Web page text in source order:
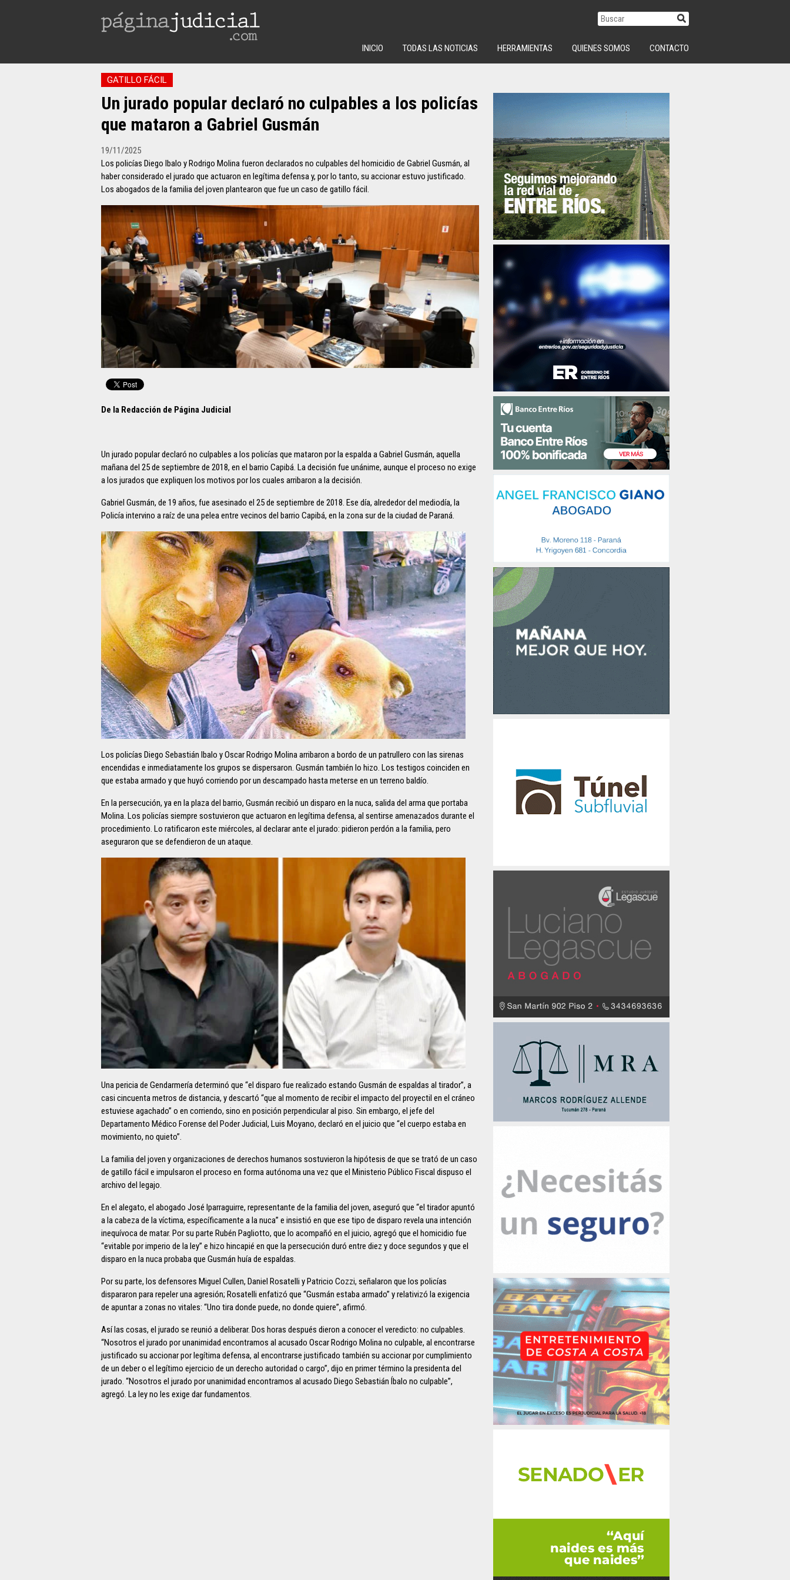
INICIO TODAS LAS NOTICIAS HERRAMIENTAS QUIENES SOMOS CONTACTO
GATILLO FÁCIL
Un jurado popular declaró no culpables a los policías
que mataron a Gabriel Gusmán
19/11/2025
Los policías Diego Ibalo y Rodrigo Molina fueron declarados no culpables del homicidio de Gabriel Gusmán, al
haber considerado el jurado que actuaron en legítima defensa y, por lo tanto, su accionar estuvo justificado.
Los abogados de la familia del joven plantearon que fue un caso de gatillo fácil.
De la Redacción de Página Judicial
Un jurado popular declaró no culpables a los policías que mataron por la espalda a Gabriel Gusmán, aquella
mañana del 25 de septiembre de 2018, en el barrio Capibá. La decisión fue unánime, aunque el proceso no exige
a los jurados que expliquen los motivos por los cuales arribaron a la decisión.
Gabriel Gusmán, de 19 años, fue asesinado el 25 de septiembre de 2018. Ese día, alrededor del mediodía, la
Policía intervino a raíz de una pelea entre vecinos del barrio Capibá, en la zona sur de la ciudad de Paraná.
Los policías Diego Sebastián Ibalo y Oscar Rodrigo Molina arribaron a bordo de un patrullero con las sirenas
encendidas e inmediatamente los grupos se dispersaron. Gusmán también lo hizo. Los testigos coinciden en
que estaba armado y que huyó corriendo por un descampado hasta meterse en un terreno baldío.
En la persecución, ya en la plaza del barrio, Gusmán recibió un disparo en la nuca, salida del arma que portaba
Molina. Los policías siempre sostuvieron que actuaron en legítima defensa, al sentirse amenazados durante el
procedimiento. Lo ratificaron este miércoles, al declarar ante el jurado: pidieron perdón a la familia, pero
aseguraron que se defendieron de un ataque.
Una pericia de Gendarmería determinó que “el disparo fue realizado estando Gusmán de espaldas al tirador”, a
casi cincuenta metros de distancia, y descartó “que al momento de recibir el impacto del proyectil en el cráneo
estuviese agachado” o en corriendo, sino en posición perpendicular al piso. Sin embargo, el jefe del
Departamento Médico Forense del Poder Judicial, Luis Moyano, declaró en el juicio que “el cuerpo estaba en
movimiento, no quieto”.
La familia del joven y organizaciones de derechos humanos sostuvieron la hipótesis de que se trató de un caso
de gatillo fácil e impulsaron el proceso en forma autónoma una vez que el Ministerio Público Fiscal dispuso el
archivo del legajo.
En el alegato, el abogado José Iparraguirre, representante de la familia del joven, aseguró que “el tirador apuntó
a la cabeza de la víctima, específicamente a la nuca” e insistió en que ese tipo de disparo revela una intención
inequívoca de matar. Por su parte Rubén Pagliotto, que lo acompañó en el juicio, agregó que el homicidio fue
“evitable por imperio de la ley” e hizo hincapié en que la persecución duró entre diez y doce segundos y que el
disparo en la nuca probaba que Gusmán huía de espaldas.
Por su parte, los defensores Miguel Cullen, Daniel Rosatelli y Patricio Cozzi, señalaron que los policías
dispararon para repeler una agresión; Rosatelli enfatizó que “Gusmán estaba armado” y relativizó la exigencia
de apuntar a zonas no vitales: “Uno tira donde puede, no donde quiere”, afirmó.
Así las cosas, el jurado se reunió a deliberar. Dos horas después dieron a conocer el veredicto: no culpables.
“Nosotros el jurado por unanimidad encontramos al acusado Oscar Rodrigo Molina no culpable, al encontrarse
justificado su accionar por legítima defensa, al encontrarse justificado también su accionar por cumplimiento
de un deber o el legítimo ejercicio de un derecho autoridad o cargo”, dijo en primer término la presidenta del
jurado. “Nosotros el jurado por unanimidad encontramos al acusado Diego Sebastián Íbalo no culpable”,
agregó. La ley no les exige dar fundamentos.